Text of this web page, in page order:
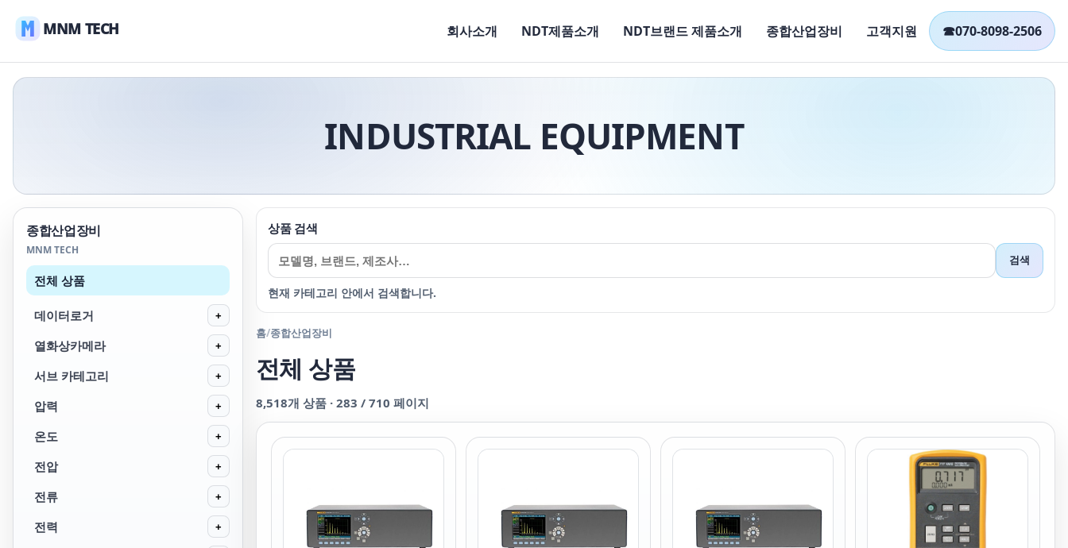
MNM TECH 회사소개 NDT제품소개 NDT브랜드 제품소개 종합산업장비 고객지원 ☎070-8098-2506
INDUSTRIAL EQUIPMENT
종합산업장비
MNM TECH
전체 상품
데이터로거 +
열화상카메라 +
서브 카테고리 +
압력 +
온도 +
전압 +
전류 +
전력 +
상품 검색
검색
현재 카테고리 안에서 검색합니다.
홈/종합산업장비
전체 상품
8,518개 상품 · 283 / 710 페이지